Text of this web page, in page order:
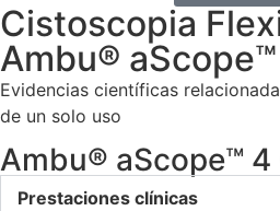
Cistoscopia
Ambu®
Evidencias científicas
de un solo uso
Ambu® aScope™ 4
Prestaciones clínicas